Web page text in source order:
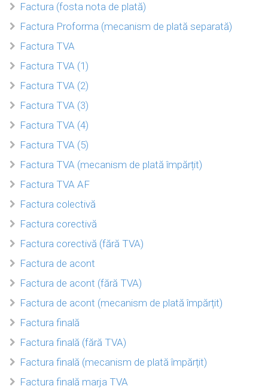
Factura (fosta nota de plată)
Factura Proforma (mecanism de plată separată)
Factura TVA
Factura TVA (1)
Factura TVA (2)
Factura TVA (3)
Factura TVA (4)
Factura TVA (5)
Factura TVA (mecanism de plată împărțit)
Factura TVA AF
Factura colectivă
Factura corectivă
Factura corectivă (fără TVA)
Factura de acont
Factura de acont (fără TVA)
Factura de acont (mecanism de plată împărțit)
Factura finală
Factura finală (fără TVA)
Factura finală (mecanism de plată împărțit)
Factura finală marja TVA